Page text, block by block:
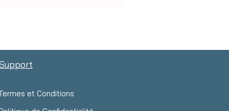
et Conditions